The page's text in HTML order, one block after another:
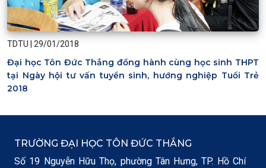
TDTU 29/01/2018
Đại học Tôn Đức Thắng đồng hành cùng học sinh THPT
tại Ngày hội tư vấn tuyển sinh, hướng nghiệp Tuổi Trẻ
2018
TRƯỜNG ĐẠI HỌC TÔN ĐỨC THẮNG
Số 19 Nguyễn Hữu Thọ, phường Tân Hưng, TP. Hồ Chí